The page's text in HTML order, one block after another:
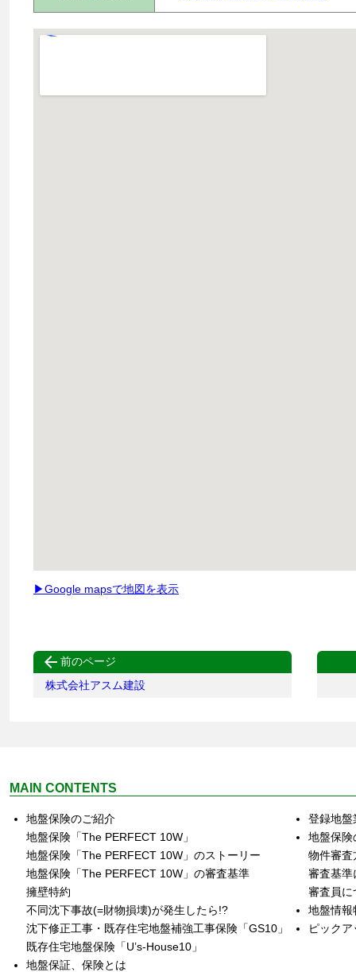
▶Google mapsで地図を表示
 前のページ
株式会社アスム建設
MAIN CONTENTS
地盤保険のご紹介
地盤保険「The PERFECT 10W」
地盤保険「The PERFECT 10W」のストーリー
地盤保険「The PERFECT 10W」の審査基準
擁壁特約
不同沈下事故(=財物損壊)が発生したら!?
沈下修正工事・既存住宅地盤補強工事保険「GS10」
既存住宅地盤保険「U’s‐House10」
地盤保証、保険とは
登録地盤
地盤保険
物件審査
審査基準
審査員に
地盤情報
ピック